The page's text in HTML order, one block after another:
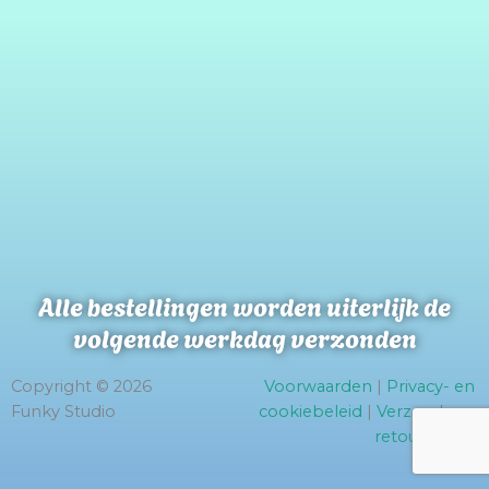
Alle bestellingen worden uiterlijk de
volgende werkdag verzonden
Copyright © 2026
Funky Studio
Voorwaarden
Privacy- en
cookiebeleid
Verzend- en
retourbeleid